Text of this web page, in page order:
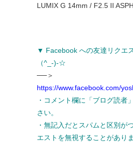
LUMIX G 14mm / F2.5 II ASPH.
▼ Facebook への友達リクエ
（^_-)-☆
──＞
https://www.facebook.com/
・コメント欄に「ブログ読者
さい。
・無記入だとスパムと区別が
エストを無視することがありま